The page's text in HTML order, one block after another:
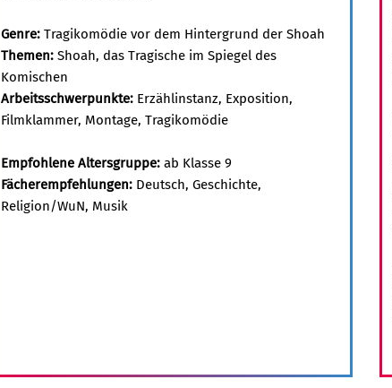
Genre: Tragikomödie vor dem Hintergrund der Shoah
Themen: Shoah, das Tragische im Spiegel des
Komischen
Arbeitsschwerpunkte: Erzählinstanz, Exposition,
Filmklammer, Montage, Tragikomödie
Empfohlene Altersgruppe: ab Klasse 9
Fächerempfehlungen: Deutsch, Geschichte,
Religion/WuN, Musik